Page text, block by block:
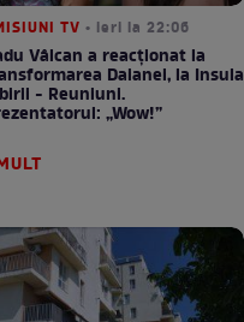
TV • ieri la 22:06
Vâlcan a reacționat la
Daianei, la Insula
- Reuniuni.
„Wow!”